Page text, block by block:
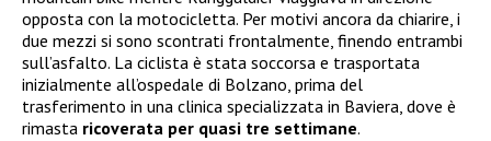
opposta con la motocicletta. Per motivi ancora da chiarire, i
due mezzi si sono scontrati frontalmente, finendo entrambi
sull’asfalto. La ciclista è stata soccorsa e trasportata
inizialmente all’ospedale di Bolzano, prima del
trasferimento in una clinica specializzata in Baviera, dove è
rimasta ricoverata per quasi tre settimane.